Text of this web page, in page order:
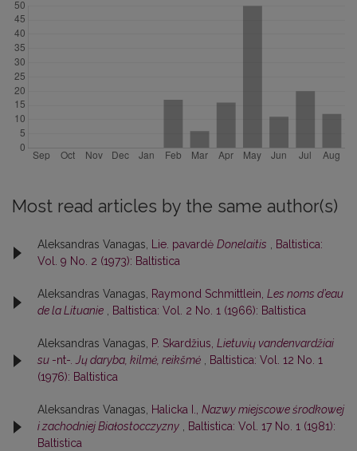
Most read articles by the same author(s)
Aleksandras Vanagas, Lie. pavardė Donelaitis
Baltistica:
Vol. 9 No. 2 (1973): Baltistica
Aleksandras Vanagas, Raymond Schmittlein, Les noms d’eau
de la Lituanie
Baltistica: Vol. 2 No. 1 (1966): Baltistica
Aleksandras Vanagas, P. Skardžius, Lietuvių vandenvardžiai
su -nt- . Jų daryba, kilmė, reikšmė
Baltistica: Vol. 12 No. 1
(1976): Baltistica
Aleksandras Vanagas, Halicka I., Nazwy miejscowe środkowej
i zachodniej Białostocczyzny
Baltistica: Vol. 17 No. 1 (1981):
Baltistica